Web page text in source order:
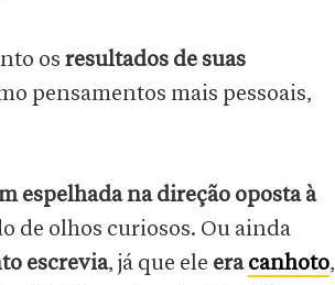
os resultados de suas
pensamentos mais pessoais,
espelhada na direção oposta à
de olhos curiosos. Ou ainda
escrevia, já que ele eracanhoto,